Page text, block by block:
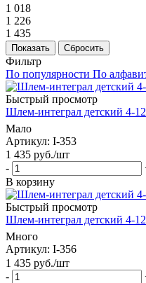
1 018
1 226
1 435
Показать Сбросить
Фильтр
По популярности По
Быстрый просмотр
Шлем-интеграл детский 4-12
Мало
Артикул: I-353
1 435 руб./шт
-
В корзину
Быстрый просмотр
Шлем-интеграл детский 4-
Много
Артикул: I-356
1 435 руб./шт
-